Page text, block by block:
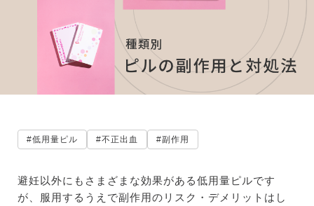
#低用量ピル #不正出血 #副作用
避妊以外にもさまざまな効果がある低用量ピルです
が、服用するうえで副作用のリスク・デメリットはし